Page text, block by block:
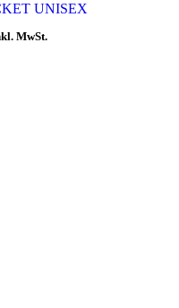
UNISEX
MwSt.